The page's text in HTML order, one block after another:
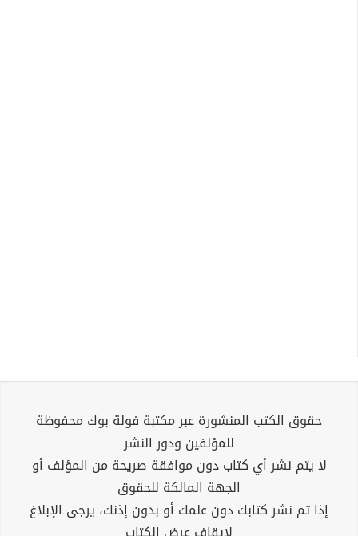
حقوق الكتب المنشورة عبر مكتبة فولة بوك محفوظة
للمؤلفين ودور النشر
لا يتم نشر أي كتاب دون موافقة صريحة من المؤلف أو
الجهة المالكة للحقوق
إذا تم نشر كتابك دون علمك أو بدون إذنك، يرجى الإبلاغ